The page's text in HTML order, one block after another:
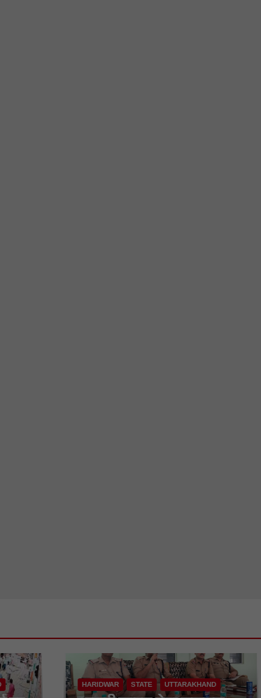
HARIDWAR STATE UTTARAKHAND